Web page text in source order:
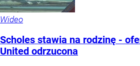
Wideo
Scholes stawia na rodzinę -
United odrzucona